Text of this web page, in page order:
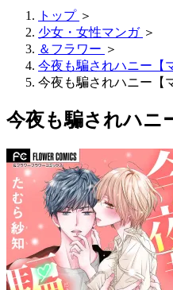
トップ ＞
少女・女性マンガ ＞
＆フラワー ＞
今夜も騙されハニー【
今夜も騙されハニー【
今夜も騙されハニ